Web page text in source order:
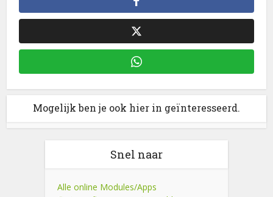
Mogelijk ben je ook hier in geïnteresseerd.
Snel naar
Alle online Modules/Apps